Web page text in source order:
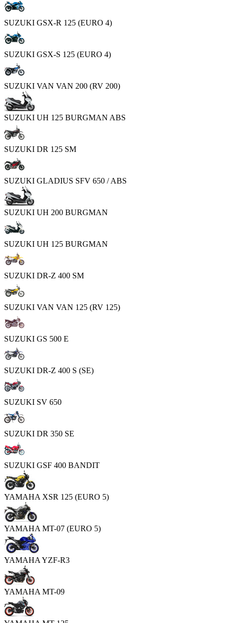
SUZUKI GSX-R 125 (EURO 4)
SUZUKI GSX-S 125 (EURO 4)
SUZUKI VAN VAN 200 (RV 200)
SUZUKI UH 125 BURGMAN ABS
SUZUKI DR 125 SM
SUZUKI GLADIUS SFV 650 / ABS
SUZUKI UH 200 BURGMAN
SUZUKI UH 125 BURGMAN
SUZUKI DR-Z 400 SM
SUZUKI VAN VAN 125 (RV 125)
SUZUKI GS 500 E
SUZUKI DR-Z 400 S (SE)
SUZUKI SV 650
SUZUKI DR 350 SE
SUZUKI GSF 400 BANDIT
YAMAHA XSR 125 (EURO 5)
YAMAHA MT-07 (EURO 5)
YAMAHA YZF-R3
YAMAHA MT-09